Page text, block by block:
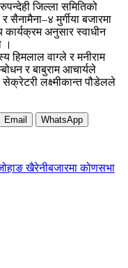
जिल्ला समितिको
मुर्गीया बजारमा
कार्यक्रम अनुसार स्वाधीन
।
हिमलाल वाग्ले र मनीराम
र बाबुराम आचार्यले
लक्ष्मीकान्त पौडेलले
Email WhatsApp
जोहाङ खैरेनीबजारमा कोणसभा